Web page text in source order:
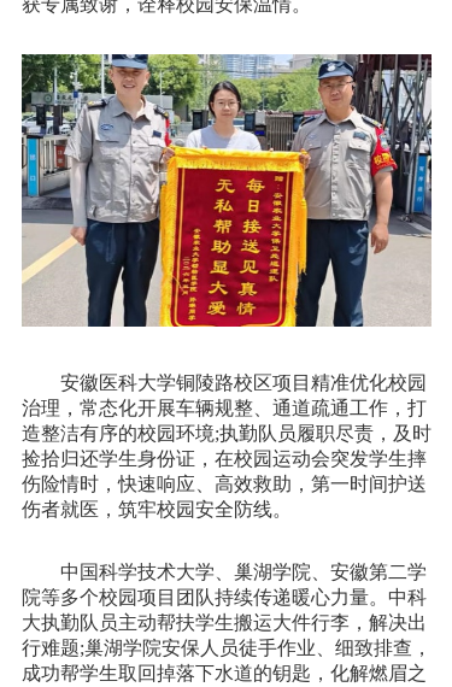
获专属致谢，诠释校园安保温情。
安徽医科大学铜陵路校区项目精准优化校园
治理，常态化开展车辆规整、通道疏通工作，打
造整洁有序的校园环境;执勤队员履职尽责，及时
捡拾归还学生身份证，在校园运动会突发学生摔
伤险情时，快速响应、高效救助，第一时间护送
伤者就医，筑牢校园安全防线。
中国科学技术大学、巢湖学院、安徽第二学
院等多个校园项目团队持续传递暖心力量。中科
大执勤队员主动帮扶学生搬运大件行李，解决出
行难题;巢湖学院安保人员徒手作业、细致排查，
成功帮学生取回掉落下水道的钥匙，化解燃眉之